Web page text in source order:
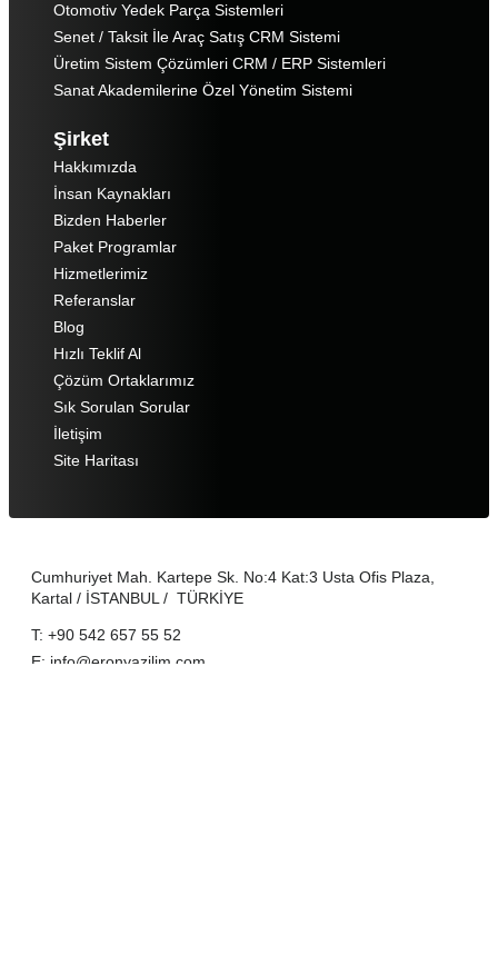
Otomotiv Yedek Parça Sistemleri
Senet / Taksit İle Araç Satış CRM Sistemi
Üretim Sistem Çözümleri CRM / ERP Sistemleri
Sanat Akademilerine Özel Yönetim Sistemi
Şirket
Hakkımızda
İnsan Kaynakları
Bizden Haberler
Paket Programlar
Hizmetlerimiz
Referanslar
Blog
Hızlı Teklif Al
Çözüm Ortaklarımız
Sık Sorulan Sorular
İletişim
Site Haritası
Cumhuriyet Mah. Kartepe Sk. No:4 Kat:3 Usta Ofis Plaza,
Kartal / İSTANBUL / TÜRKİYE
T: +90 542 657 55 52
E: info@eronyazilim.com